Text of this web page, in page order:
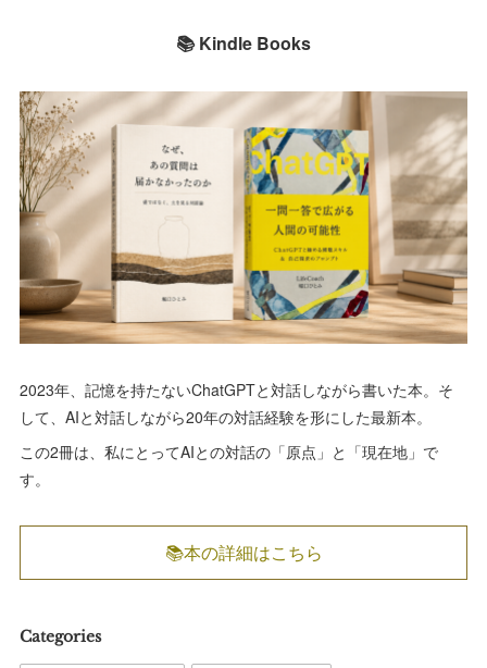
📚 Kindle Books
2023年、記憶を持たないChatGPTと対話しながら書いた本。そ
して、AIと対話しながら20年の対話経験を形にした最新本。
この2冊は、私にとってAIとの対話の「原点」と「現在地」で
す。
📚本の詳細はこちら
Categories